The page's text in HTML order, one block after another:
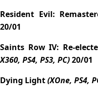
Resident Evil:
20/01
Saints Row IV: Re-
X360, PS4, PS3, PC)20/01
Dying Light(XOne, PS4,